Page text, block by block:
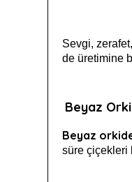
Sevgi,
de üretimine
Beyaz
Beyaz
süre çiçekleri